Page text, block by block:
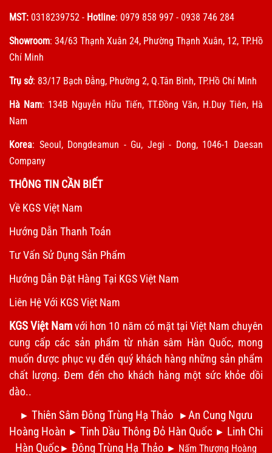
MST: 0318239752 - Hotline: 0979 858 997 - 0938 746 284
Showroom: 34/63 Thạnh Xuân 24, Phường Thạnh Xuân, 12, TP.Hồ
Chí Minh
Trụ sở: 83/17 Bạch Đằng, Phường 2, Q.Tân Bình, TP.Hồ Chí Minh
Hà Nam: 134B Nguyễn Hữu Tiến, TT.Đồng Văn, H.Duy Tiên, Hà
Nam
Korea: Seoul, Dongdeamun - Gu, Jegi - Dong, 1046-1 Daesan
Company
THÔNG TIN CẦN BIẾT
Về KGS Việt Nam
Hướng Dẫn Thanh Toán
Tư Vấn Sử Dụng Sản Phẩm
Hướng Dẫn Đặt Hàng Tại KGS Việt Nam
Liên Hệ Với KGS Việt Nam
KGS Việt Namvới hơn 10 năm có mặt tại Việt Nam chuyên
cung cấp các sản phẩm từ nhân sâm Hàn Quốc, mong
muốn được phục vụ đến quý khách hàng những sản phẩm
chất lượng. Đem đến cho khách hàng một sức khỏe dồi
dào..
► Thiên Sâm Đông Trùng Hạ Thảo ►An Cung Ngưu
Hoàng Hoàn ► Tinh Dầu Thông Đỏ Hàn Quốc ► Linh Chi
Hàn Quốc ► Đông Trùng Hạ Thảo ► Nấm Thượng Hoàng